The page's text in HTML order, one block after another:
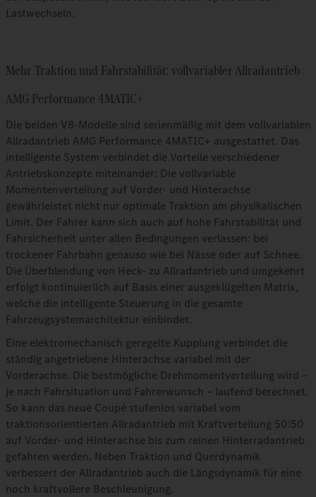
Lastwechseln.
Mehr Traktion und Fahrstabilität: vollvariabler Allradantrieb
AMG Performance 4MATIC+
Die beiden V8-Modelle sind serienmäßig mit dem vollvariablen
Allradantrieb AMG Performance 4MATIC+ ausgestattet. Das
intelligente System verbindet die Vorteile verschiedener
Antriebskonzepte miteinander: Die vollvariable
Momentenverteilung auf Vorder- und Hinterachse
gewährleistet nicht nur optimale Traktion am physikalischen
Limit. Der Fahrer kann sich auch auf hohe Fahrstabilität und
Fahrsicherheit unter allen Bedingungen verlassen: bei
trockener Fahrbahn genauso wie bei Nässe oder auf Schnee.
Die Überblendung von Heck- zu Allradantrieb und umgekehrt
erfolgt kontinuierlich auf Basis einer ausgeklügelten Matrix,
welche die intelligente Steuerung in die gesamte
Fahrzeugsystemarchitektur einbindet.
Eine elektromechanisch geregelte Kupplung verbindet die
ständig angetriebene Hinterachse variabel mit der
Vorderachse. Die bestmögliche Drehmomentverteilung wird –
je nach Fahrsituation und Fahrerwunsch – laufend berechnet.
So kann das neue Coupé stufenlos variabel vom
traktionsorientierten Allradantrieb mit Kraftverteilung 50:50
auf Vorder- und Hinterachse bis zum reinen Hinterradantrieb
gefahren werden. Neben Traktion und Querdynamik
verbessert der Allradantrieb auch die Längsdynamik für eine
noch kraftvollere Beschleunigung.